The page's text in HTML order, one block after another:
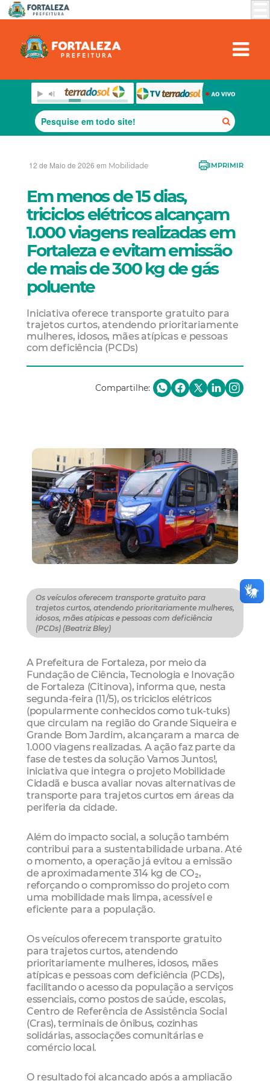
12 de Maio de 2026 em Mobilidade IMPRIMIR
Em menos de 15 dias,
triciclos elétricos alcançam
1.000 viagens realizadas em
Fortaleza e evitam emissão
de mais de 300 kg de gás
poluente
Iniciativa oferece transporte gratuito para
trajetos curtos, atendendo prioritariamente
mulheres, idosos, mães atípicas e pessoas
com deficiência (PCDs)
Compartilhe:
Os veículos oferecem transporte gratuito para
trajetos curtos, atendendo prioritariamente mulheres,
idosos, mães atípicas e pessoas com deficiência
(PCDs) (Beatriz Bley)
A Prefeitura de Fortaleza, por meio da
Fundação de Ciência, Tecnologia e Inovação
de Fortaleza (Citinova), informa que, nesta
segunda-feira (11/5), os triciclos elétricos
(popularmente conhecidos como tuk-tuks)
que circulam na região do Grande Siqueira e
Grande Bom Jardim, alcançaram a marca de
1.000 viagens realizadas. A ação faz parte da
fase de testes da solução Vamos Juntos!,
iniciativa que integra o projeto Mobilidade
Cidadã e busca avaliar novas alternativas de
transporte para trajetos curtos em áreas da
periferia da cidade.
Além do impacto social, a solução também
contribui para a sustentabilidade urbana. Até
o momento, a operação já evitou a emissão
de aproximadamente 314 kg de CO₂,
reforçando o compromisso do projeto com
uma mobilidade mais limpa, acessível e
eficiente para a população.
Os veículos oferecem transporte gratuito
para trajetos curtos, atendendo
prioritariamente mulheres, idosos, mães
atípicas e pessoas com deficiência (PCDs),
facilitando o acesso da população a serviços
essenciais, como postos de saúde, escolas,
Centro de Referência de Assistência Social
(Cras), terminais de ônibus, cozinhas
solidárias, associações comunitárias e
comércio local.
O resultado foi alcançado após a ampliação